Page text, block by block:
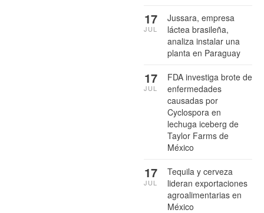
Jussara, empresa
láctea brasileña,
analiza instalar una
planta en Paraguay
17
JUL
FDA investiga brote de
enfermedades
causadas por
Cyclospora en
lechuga iceberg de
Taylor Farms de
México
17
JUL
Tequila y cerveza
lideran exportaciones
agroalimentarias en
México
17
JUL